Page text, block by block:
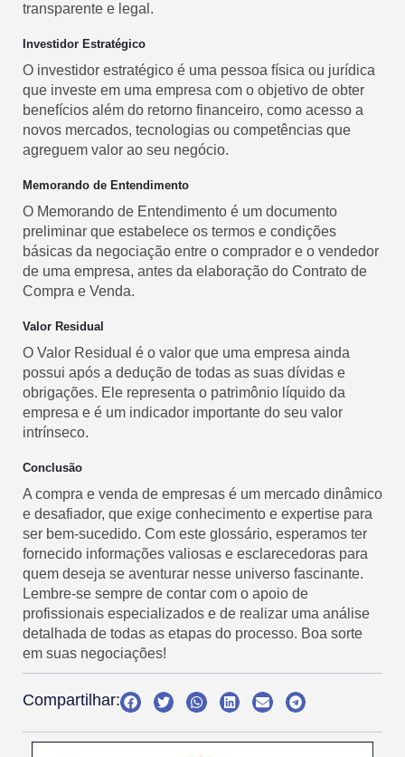
transparente e legal.
Investidor Estratégico
O investidor estratégico é uma pessoa física ou jurídica
que investe em uma empresa com o objetivo de obter
benefícios além do retorno financeiro, como acesso a
novos mercados, tecnologias ou competências que
agreguem valor ao seu negócio.
Memorando de Entendimento
O Memorando de Entendimento é um documento
preliminar que estabelece os termos e condições
básicas da negociação entre o comprador e o vendedor
de uma empresa, antes da elaboração do Contrato de
Compra e Venda.
Valor Residual
O Valor Residual é o valor que uma empresa ainda
possui após a dedução de todas as suas dívidas e
obrigações. Ele representa o patrimônio líquido da
empresa e é um indicador importante do seu valor
intrínseco.
Conclusão
A compra e venda de empresas é um mercado dinâmico
e desafiador, que exige conhecimento e expertise para
ser bem-sucedido. Com este glossário, esperamos ter
fornecido informações valiosas e esclarecedoras para
quem deseja se aventurar nesse universo fascinante.
Lembre-se sempre de contar com o apoio de
profissionais especializados e de realizar uma análise
detalhada de todas as etapas do processo. Boa sorte
em suas negociações!
Compartilhar: